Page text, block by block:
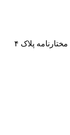
مختارنامه پلاک ۴